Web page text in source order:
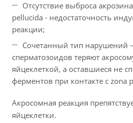
Отсутствие выброса
pellucida - недостаточность
реакции;
Сочетанный тип нарушений
сперматозоидов теряют
яйцеклеткой, а оставшиеся не
ферментов при контакте с zona
Акросомная реакция
яйцеклетки.